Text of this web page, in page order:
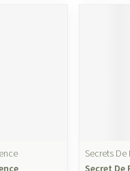
Secrets
Secret De